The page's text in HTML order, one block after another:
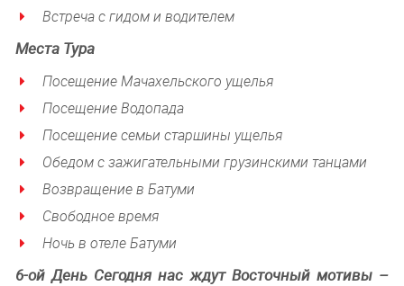
Встреча с гидом и водителем
Места Тура
Посещение Мачахельского ущелья
Посещение Водопада
Посещение семьи старшины ущелья
Обедом с зажигательными грузинскими танцами
Возвращение в Батуми
Свободное время
Ночь в отеле Батуми
6-ой День Сегодня нас ждут Восточный мотивы –